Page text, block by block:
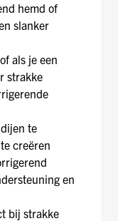
hemd of
slanker
als je een
strakke
te
creëren
en
bij strakke